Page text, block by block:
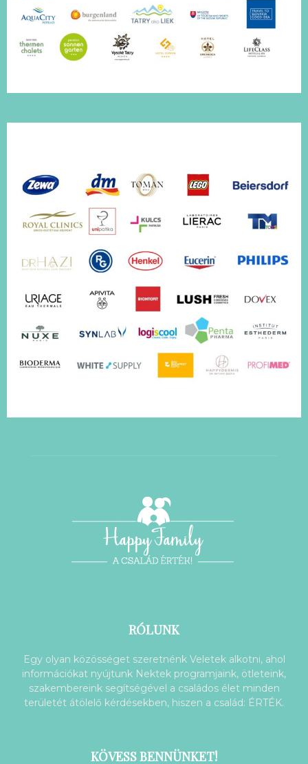
RÓLUNK
Egy olyan közösséget szeretnénk Veletek alkotni, ahol
információkat nyújtunk Nektek programjaink, ötleteink,
szakembereink segítségével a családos élet minden
területét átölelő kérdésekben, hiszen a család: ÉRTÉK.
KÖVESS BENNÜNKET!